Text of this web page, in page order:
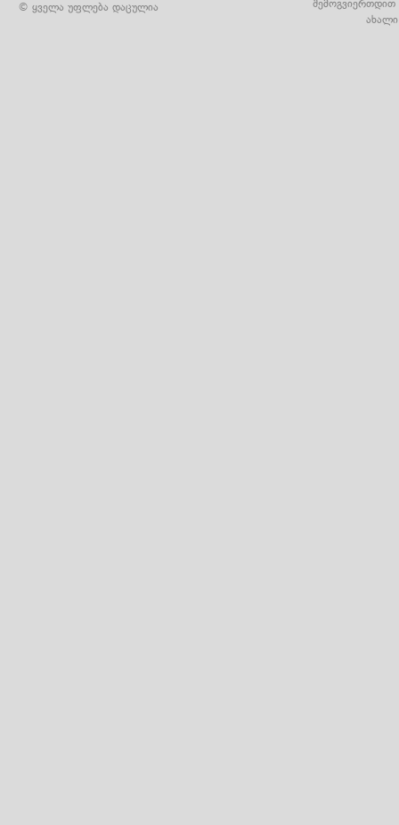
© ყველა უფლება დაცულია
შემოგვიერთდით
ახალი